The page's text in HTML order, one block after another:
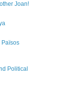
Joan!
Països
Political